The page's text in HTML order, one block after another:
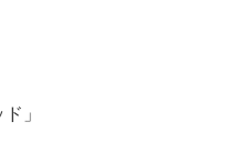
」